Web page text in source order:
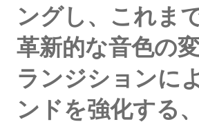
ングし、これま
革新的な音色の
ランジションに
ンドを強化する